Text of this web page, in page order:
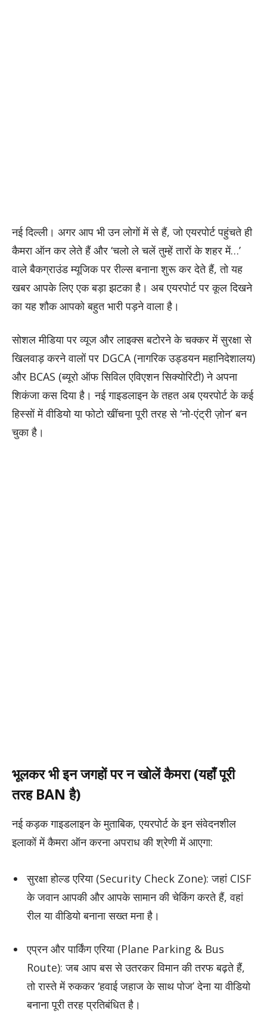
नई दिल्ली। अगर आप भी उन लोगों में से हैं, जो एयरपोर्ट पहुंचते ही
कैमरा ऑन कर लेते हैं और ‘चलो ले चलें तुम्हें तारों के शहर में…’
वाले बैकग्राउंड म्यूजिक पर रील्स बनाना शुरू कर देते हैं, तो यह
खबर आपके लिए एक बड़ा झटका है। अब एयरपोर्ट पर कूल दिखने
का यह शौक आपको बहुत भारी पड़ने वाला है।
सोशल मीडिया पर व्यूज और लाइक्स बटोरने के चक्कर में सुरक्षा से
खिलवाड़ करने वालों पर DGCA (नागरिक उड्डयन महानिदेशालय)
और BCAS (ब्यूरो ऑफ सिविल एविएशन सिक्योरिटी) ने अपना
शिकंजा कस दिया है। नई गाइडलाइन के तहत अब एयरपोर्ट के कई
हिस्सों में वीडियो या फोटो खींचना पूरी तरह से ‘नो-एंट्री ज़ोन’ बन
चुका है।
भूलकर भी इन जगहों पर न खोलें कैमरा (यहाँ पूरी
तरह BAN है)
नई कड़क गाइडलाइन के मुताबिक, एयरपोर्ट के इन संवेदनशील
इलाकों में कैमरा ऑन करना अपराध की श्रेणी में आएगा:
सुरक्षा होल्ड एरिया (Security Check Zone): जहां CISF
के जवान आपकी और आपके सामान की चेकिंग करते हैं, वहां
रील या वीडियो बनाना सख्त मना है।
एप्रन और पार्किंग एरिया (Plane Parking & Bus
Route): जब आप बस से उतरकर विमान की तरफ बढ़ते हैं,
तो रास्ते में रुककर ‘हवाई जहाज के साथ पोज’ देना या वीडियो
बनाना पूरी तरह प्रतिबंधित है।